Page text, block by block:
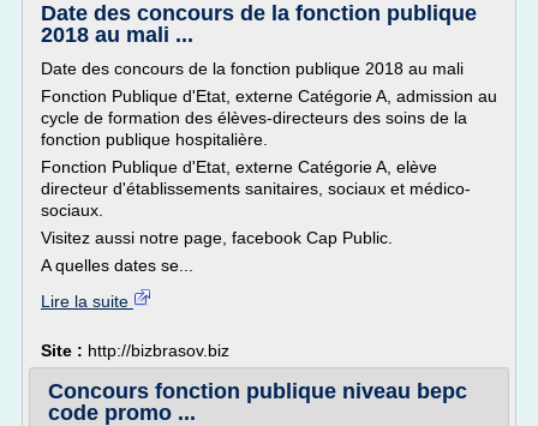
Date des concours de la fonction publique
2018 au mali ...
Date des concours de la fonction publique 2018 au mali
Fonction Publique d'Etat, externe Catégorie A, admission au
cycle de formation des élèves-directeurs des soins de la
fonction publique hospitalière.
Fonction Publique d'Etat, externe Catégorie A, elève
directeur d'établissements sanitaires, sociaux et médico-
sociaux.
Visitez aussi notre page, facebook Cap Public.
A quelles dates se...
Lire la suite
Site : http://bizbrasov.biz
Concours fonction publique niveau bepc
code promo ...